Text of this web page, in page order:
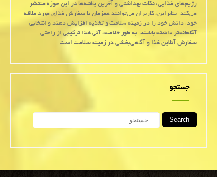
رژیم‌های غذایی، نکات بهداشتی و آخرین یافته‌ها در این حوزه منتشر
می‌کند. بنابراین، کاربران می‌توانند همزمان با سفارش غذای مورد علاقه
خود، دانش خود را در زمینه سلامت و تغذیه افزایش دهند و انتخابی
آگاهانه‌تر داشته باشند. به طور خلاصه، آنی غذا ترکیبی از راحتی
سفارش آنلاین غذا و آگاهی‌بخشی در زمینه سلامت است.
جستجو
Search